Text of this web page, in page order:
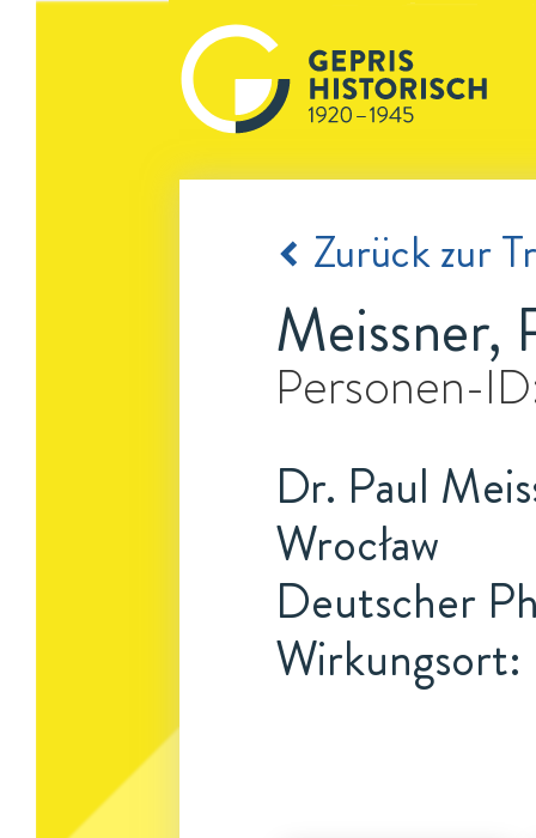
Zurück zur
Meissner,
Personen-
Dr. Paul
Wrocław
Deutscher